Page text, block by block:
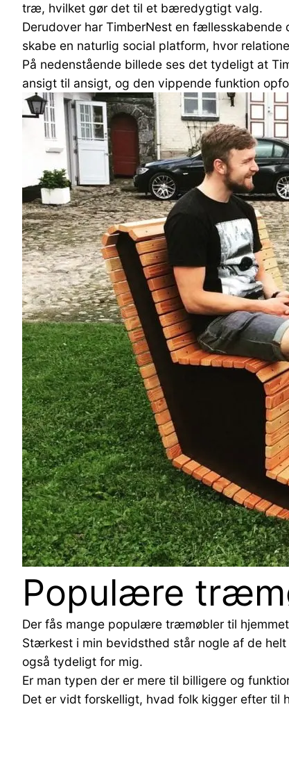
træ, hvilket gør det til et bæredygtigt valg.
Derudover har TimberNest en
skabe en naturlig social platform, hvor
På nedenstående billede ses det tydeligt at
ansigt til ansigt, og den vippende funktion
Populære
Der fås mange populære træmøbler til
Stærkest i min bevidsthed står nogle af de
også tydeligt for mig.
Er man typen der er mere til billigere og
Det er vidt forskelligt, hvad folk kigger efter til